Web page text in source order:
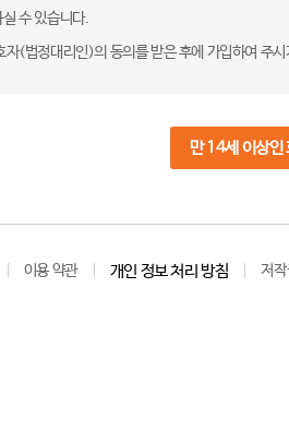
수 있습니다.
자(법정대리인)의 동의를 받은 후에 가입하여 주
만 14세 이상인
이용 약관 개인 정보 처리 방침 저